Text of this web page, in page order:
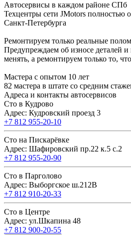
Автосервисы в каждом районе СПб
Техцентры сети JMotors полностью
Санкт-Петербурга
Ремонтируем только реальные
Предупреждаем об износе деталей
менять, а ремонтируем только то,
Мастера с опытом 10 лет
82 мастера в штате со средним
Адреса и контакты автосервисов
Сто в Кудрово
Адрес: Кудровский проезд 3
+7 812 955-20-10
Сто на Пискарёвке
Адрес: Шафировский пр.22 к.5 с.2
+7 812 955-20-90
Сто в Парголово
Адрес: Выборгское ш.212В
+7 812 910-20-33
Сто в Центре
Адрес: ул.Шкапина 48
+7 812 900-20-55